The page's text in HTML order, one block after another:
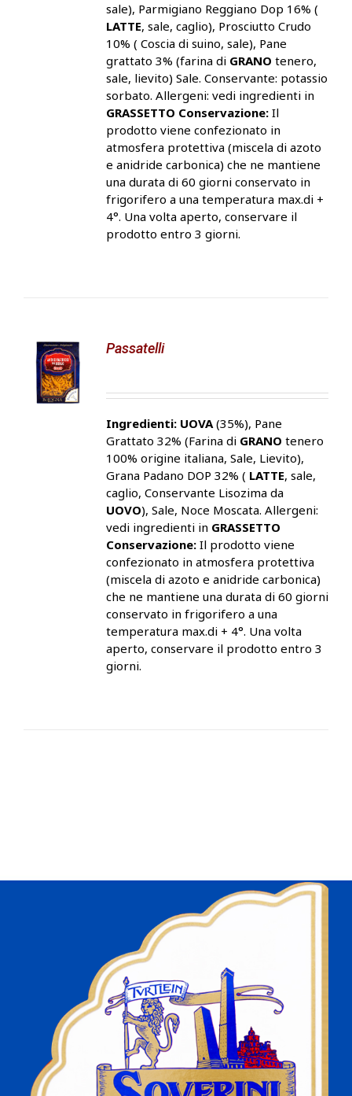
sale), Parmigiano Reggiano Dop 16% (
LATTE, sale, caglio), Prosciutto Crudo
10% ( Coscia di suino, sale), Pane
grattato 3% (farina di GRANO tenero,
sale, lievito) Sale. Conservante: potassio
sorbato. Allergeni: vedi ingredienti in
GRASSETTO Conservazione:Il
prodotto viene confezionato in
atmosfera protettiva (miscela di azoto
e anidride carbonica) che ne mantiene
una durata di 60 giorni conservato in
frigorifero a una temperatura max.di +
4°. Una volta aperto, conservare il
prodotto entro 3 giorni.
Passatelli
Ingredienti: UOVA(35%), Pane
Grattato 32% (Farina di GRANO tenero
100% origine italiana, Sale, Lievito),
Grana Padano DOP 32% ( LATTE, sale,
caglio, Conservante Lisozima da
UOVO), Sale, Noce Moscata. Allergeni:
vedi ingredienti in GRASSETTO
Conservazione:Il prodotto viene
confezionato in atmosfera protettiva
(miscela di azoto e anidride carbonica)
che ne mantiene una durata di 60 giorni
conservato in frigorifero a una
temperatura max.di + 4°. Una volta
aperto, conservare il prodotto entro 3
giorni.